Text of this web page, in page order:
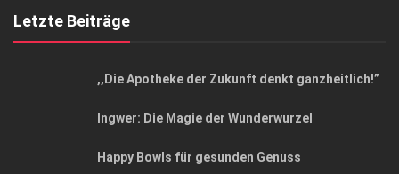
Letzte Beiträge
,,Die Apotheke der Zukunft denkt ganzheitlich!”
Ingwer: Die Magie der Wunderwurzel
Happy Bowls für gesunden Genuss